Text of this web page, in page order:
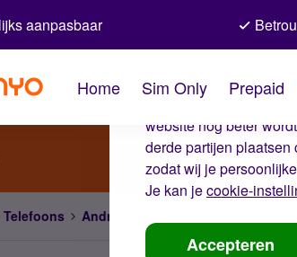
De
Wij gebruiken cookies
website nog beter
derde partijen
zodat wij je
Je kan jecookie-
Accepteren
aanpasbaar
Home Sim Only Prepaid
Telefoons Android